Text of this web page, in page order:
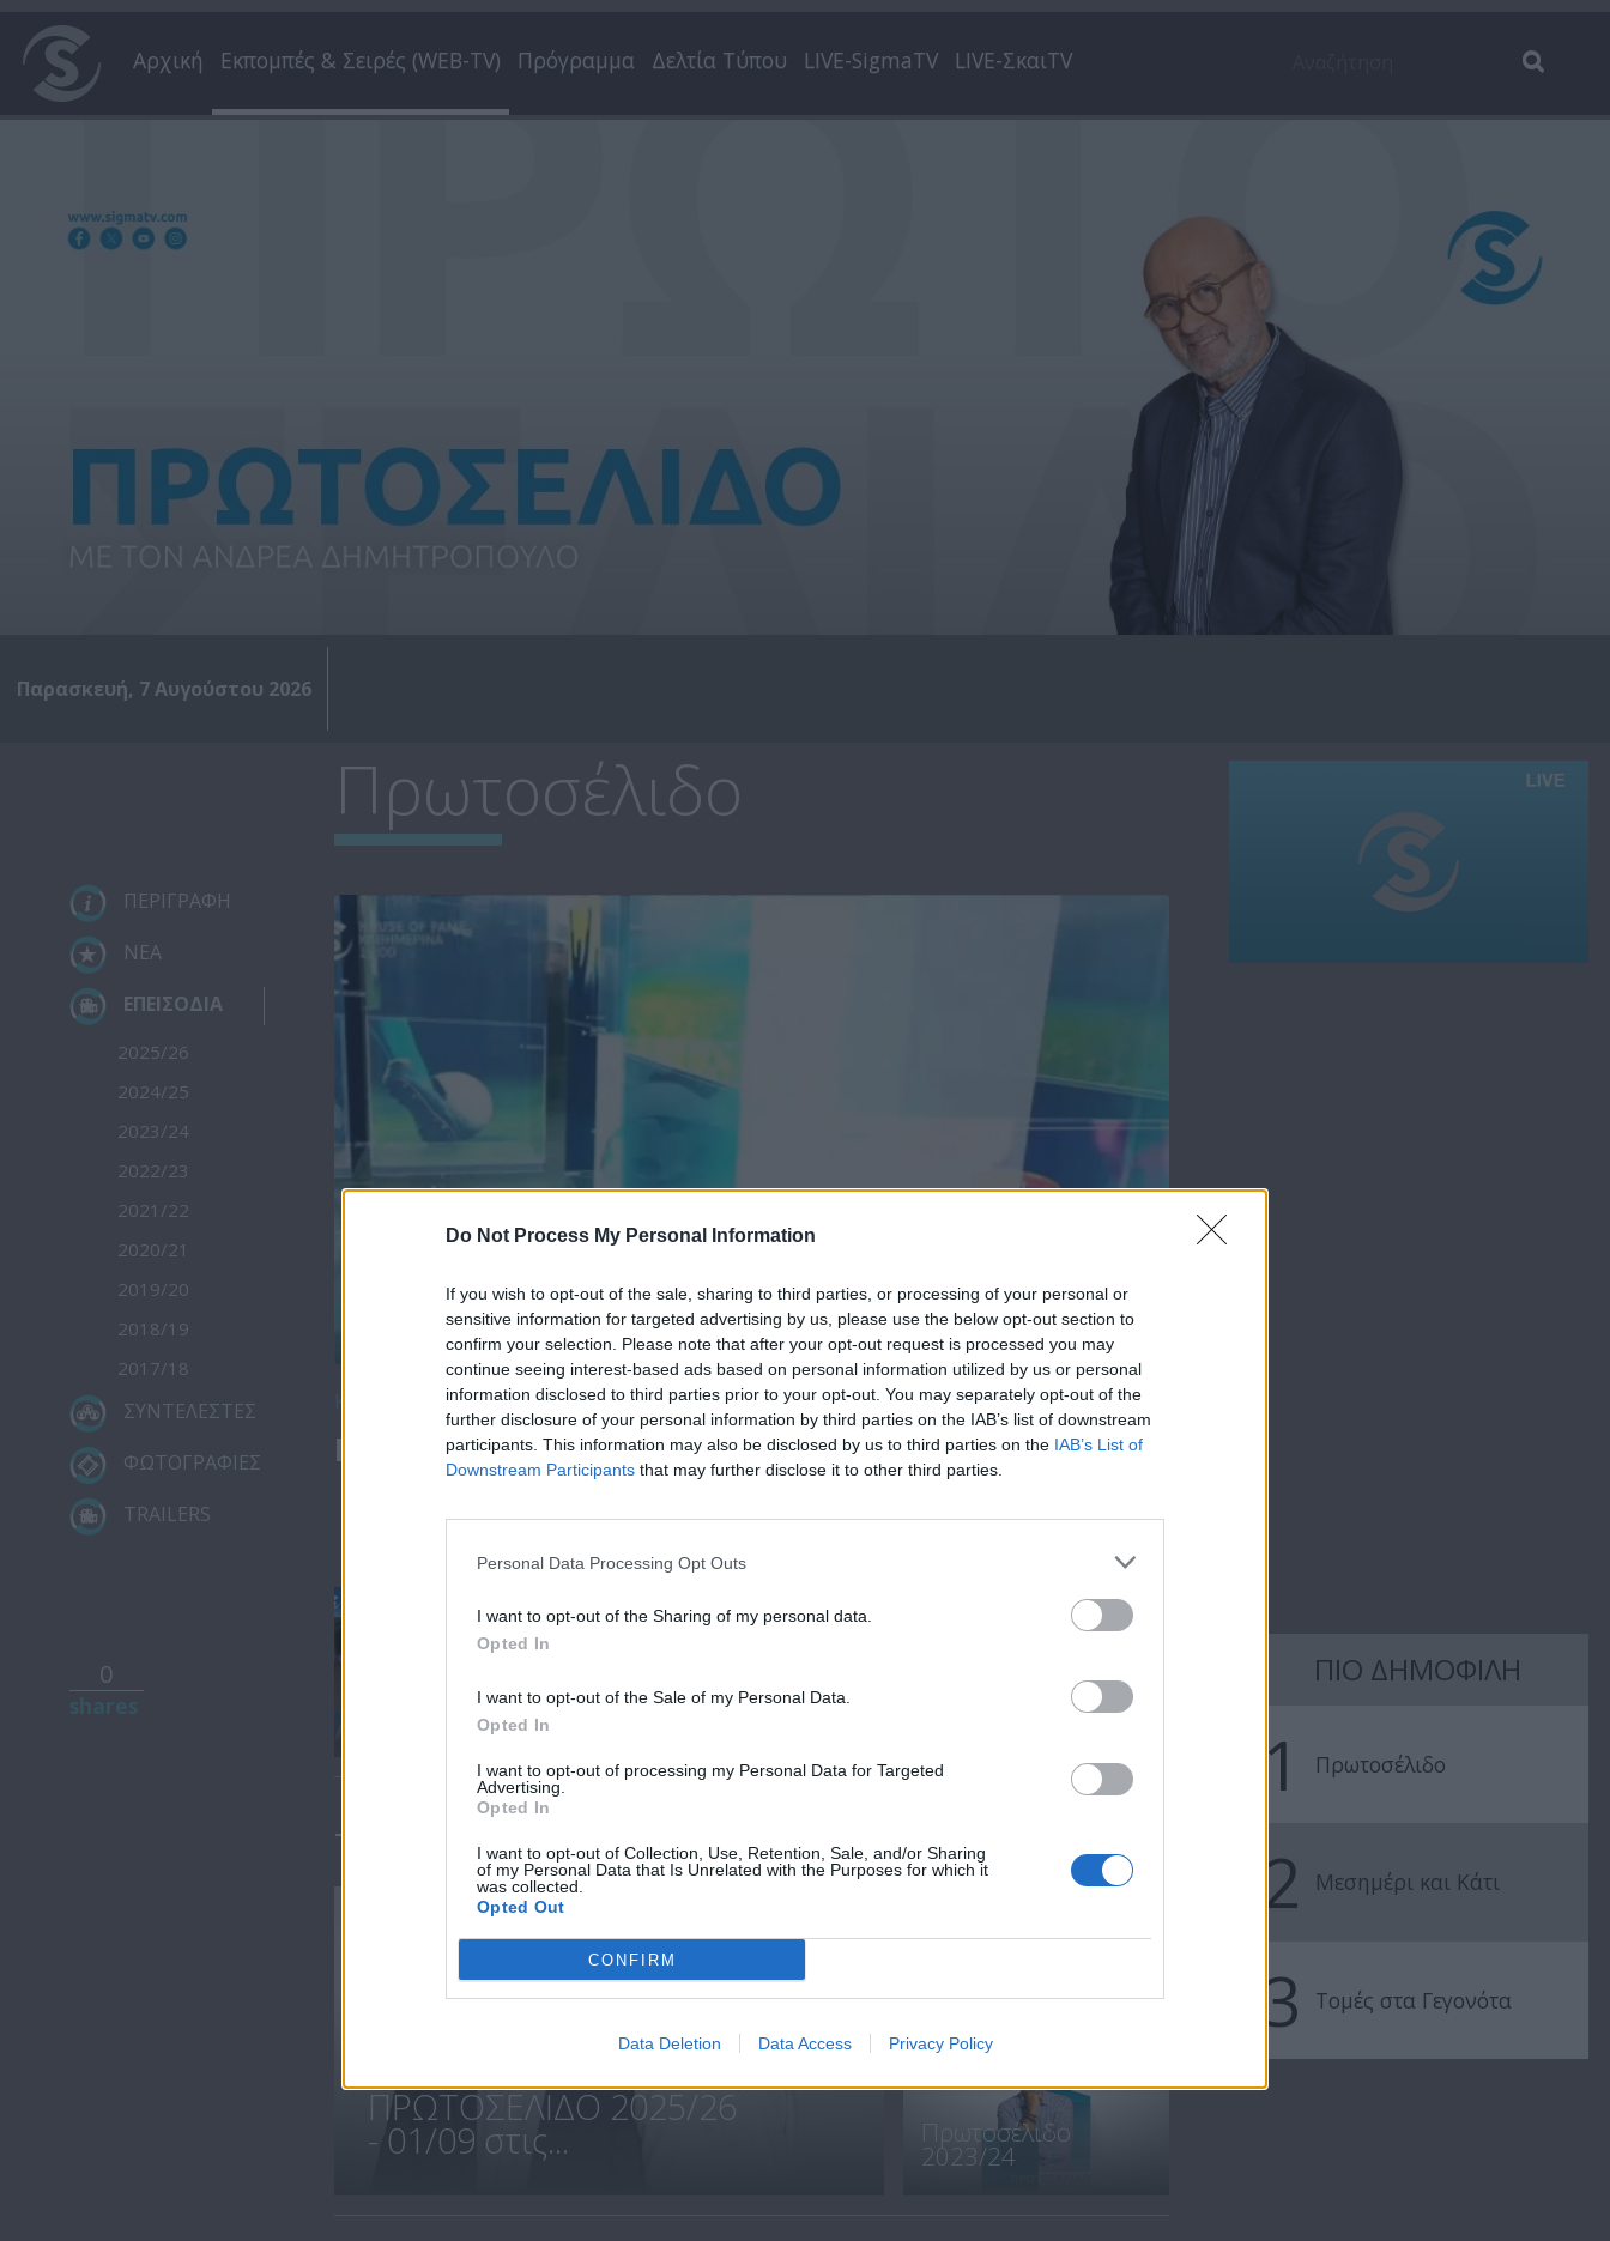
Do Not Process My Personal Information
If you wish to opt-out of the sale, sharing to third parties, or processing of your personal or
sensitive information for targeted advertising by us, please use the below opt-out section to
confirm your selection. Please note that after your opt-out request is processed you may
continue seeing interest-based ads based on personal information utilized by us or personal
information disclosed to third parties prior to your opt-out. You may separately opt-out of the
further disclosure of your personal information by third parties on the IAB’s list of downstream
participants. This information may also be disclosed by us to third parties on the IAB’s List of
Downstream Participants that may further disclose it to other third parties.
Personal Data Processing Opt Outs
I want to opt-out of the Sharing of my personal data.
Opted In
I want to opt-out of the Sale of my Personal Data.
Opted In
I want to opt-out of processing my Personal Data for Targeted
Advertising.
Opted In
I want to opt-out of Collection, Use, Retention, Sale, and/or Sharing
of my Personal Data that Is Unrelated with the Purposes for which it
was collected.
Opted Out
CONFIRM
Data Deletion Data Access Privacy Policy
Αρχική Εκπομπές & Σειρές (WEB-TV) Πρόγραμμα Δελτία Τύπου LIVE-SigmaTV LIVE-ΣκαιTV
Παρασκευή, 7 Αυγούστου 2026
Πρωτοσέλιδο
ΠΕΡΙΓΡΑΦΗ
ΝΕΑ
ΕΠΕΙΣΟΔΙΑ
2025/26
2024/25
2023/24
2022/23
2021/22
2020/21
2019/20
2018/19
2017/18
ΣΥΝΤΕΛΕΣΤΕΣ
ΦΩΤΟΓΡΑΦΙΕΣ
TRAILERS
0
Κατέβασε το
Πρωτοσέλιδο 04.03.21
Πρωτοσέλιδο
Πρωτοσέλιδο
ΤΕΛΕΥΤΑΙΑ ΝΕΑ
ΠΡΩΤΟΣΕΛΙΔΟ 2025/26
- 01/09 στις...
Πρωτοσέλιδο...
Πρωτοσέλιδο
2023/24
ΠΙΟ ΔΗΜΟΦΙΛΗ
1 Πρωτοσέλιδο
2 Μεσημέρι και Κάτι
3 Τομές στα Γεγονότα